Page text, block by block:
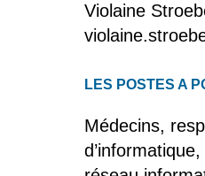
Violaine
LES POSTES A
Médecins,